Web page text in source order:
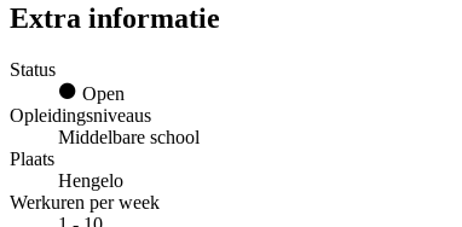
Extra informatie
Status
Open
Opleidingsniveaus
Middelbare school
Plaats
Hengelo
Werkuren per week